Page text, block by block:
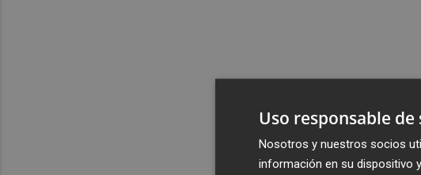
Uso responsable de
Nosotros y nuestros socios
información en su dispositivo